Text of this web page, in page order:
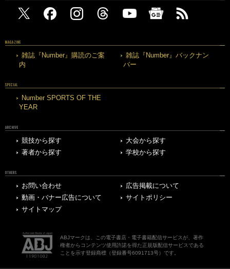
MAGAZINE
雑誌『Number』購読のご案
内
雑誌『Number』バックナン
バー
SPECIAL
Number SPORTS OF THE
YEAR
ARCHIVE
競技から探す
大会から探す
著者から探す
学校から探す
OTHERS
お問い合わせ
広告掲載について
動画・バナー広告について
サイトポリシー
サイトマップ
ABJマークは、この電子書店・電子書籍配信サービスが、著作
権者からコンテンツ使用許諾を得た正規版配信サービスである
ことを示す登録商標（登録番号6091713号）です。